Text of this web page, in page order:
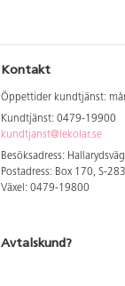
Kontakt
Öppettider kundtjänst:
Kundtjänst: 0479-19900
kundtjanst@lekolar.se
Besöksadress:
Postadress: Box 170, S-
Växel: 0479-19800
Avtalskund?